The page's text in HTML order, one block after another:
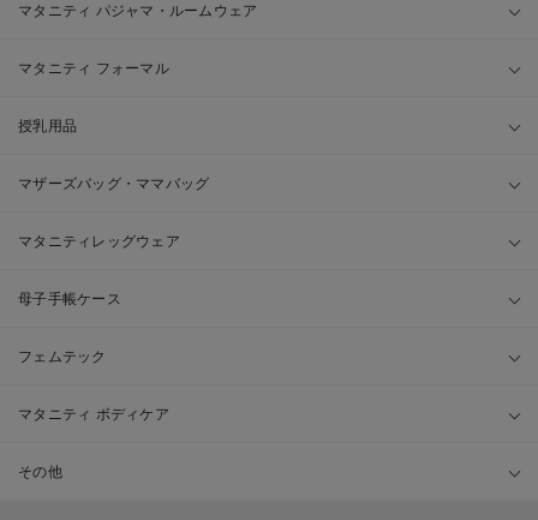
マタニティ パジャマ・ルームウェア
マタニティ フォーマル
授乳用品
マザーズバッグ・ママバッグ
マタニティレッグウェア
母子手帳ケース
フェムテック
マタニティ ボディケア
その他